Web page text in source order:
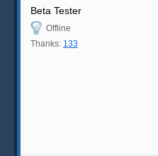
Beta Tester
Offline
Thanks: 133